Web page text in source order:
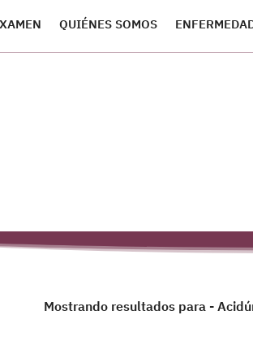
QUIÉNES SOMOS
Mostrando resultados para -